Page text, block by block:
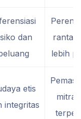
dan
rantai
lebih
etis
integritas
mitra